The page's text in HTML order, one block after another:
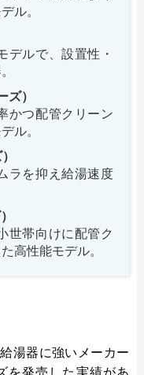
ル。
デルで、設置性・
ズ）
かつ配管クリーン
ル。
ラを抑え給湯速度
世帯向けに配管ク
高性能モデル。
湯器に強いメーカー